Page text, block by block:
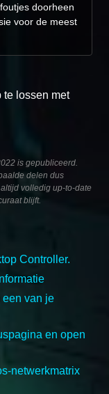
doorheen
voor de meest
te lossen met
is gepubliceerd.
delen dus
volledig up-to-date
blijft.
Controller.
een van je
en open
netwerkmatrix